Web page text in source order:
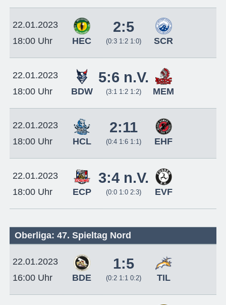
22.01.2023
18:00 Uhr
HEC
2:5
(0:3 1:2 1:0) SCR
22.01.2023
18:00 Uhr
BDW
5:6 n.V.
(3:1 1:2 1:2) MEM
22.01.2023
18:00 Uhr
HCL
2:11
(0:4 1:6 1:1) EHF
22.01.2023
18:00 Uhr
ECP
3:4 n.V.
(0:0 1:0 2:3) EVF
Oberliga: 47. Spieltag Nord
22.01.2023
16:00 Uhr
BDE
1:5
(0:2 1:1 0:2) TIL